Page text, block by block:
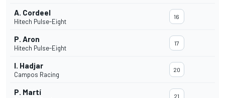
A. Cordeel
Hitech Pulse-Eight
16
P. Aron
Hitech Pulse-Eight
17
I. Hadjar
Campos Racing
20
P. Martí 21